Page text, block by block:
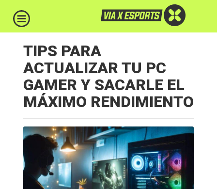
TIPS PARA
ACTUALIZAR TU PC
GAMER Y SACARLE EL
MÁXIMO RENDIMIENTO